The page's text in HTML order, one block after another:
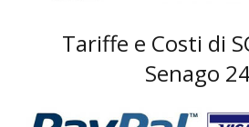
Tariffe e Costi di
Senago